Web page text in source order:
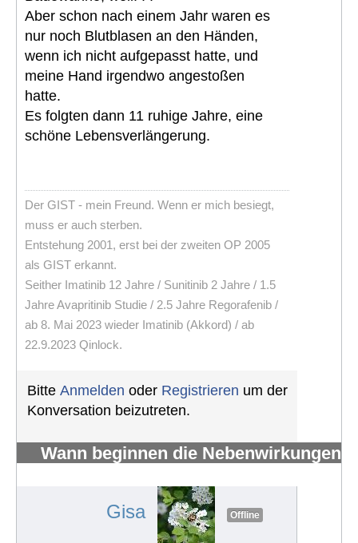
Aber schon nach einem Jahr waren es
nur noch Blutblasen an den Händen,
wenn ich nicht aufgepasst hatte, und
meine Hand irgendwo angestoßen
hatte.
Es folgten dann 11 ruhige Jahre, eine
schöne Lebensverlängerung.
Der GIST - mein Freund. Wenn er mich besiegt,
muss er auch sterben.
Entstehung 2001, erst bei der zweiten OP 2005
als GIST erkannt.
Seither Imatinib 12 Jahre / Sunitinib 2 Jahre / 1.5
Jahre Avapritinib Studie / 2.5 Jahre Regorafenib /
ab 8. Mai 2023 wieder Imatinib (Akkord) / ab
22.9.2023 Qinlock.
Bitte Anmelden oder Registrieren um der
Konversation beizutreten.
Wann beginnen die Nebenwirkungen
Gisa Offline